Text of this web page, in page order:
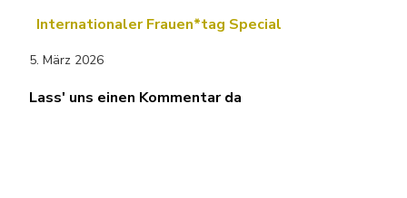
Internationaler Frauen*tag Special
5. März 2026
Lass' uns einen Kommentar da